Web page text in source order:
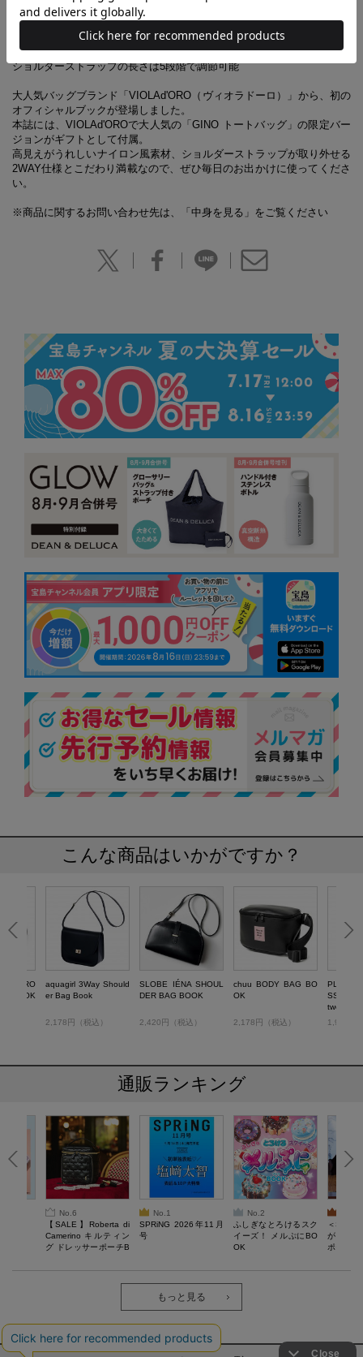
Point 05
ショルダーストラップは取り外し可能
Point 06
ショルダーストラップの長さは5段階で調節可能
大人気バッグブランド「VIOLAd'ORO（ヴィオラドーロ）」から、初の
オフィシャルブックが登場しました。
本誌には、VIOLAd'OROで大人気の「GINO トートバッグ」の限定バー
ジョンがギフトとして付属。
高見えがうれしいナイロン風素材、ショルダーストラップが取り外せる
2WAY仕様とこだわり満載なので、ぜひ毎日のお出かけに使ってくださ
い。
※商品に関するお問い合わせ先は、「中身を見る」をご覧ください
こんな商品はいかがですか？
CRO
BOOK
aquagirl 3Way Should
er Bag Book
2,178円（税込）
SLOBE IÉNA SHOUL
DER BAG BOOK
2,420円（税込）
chuu BODY BAG BO
OK
2,178円（税込）
PLAIN
SS-
two-tone
1,991円
通販ランキング
No.6
【SALE】Roberta di
Camerino キルティン
グ ドレッサーポーチB
No.1
SPRiNG 2026年11月
号
No.2
ふしぎなとろけるスク
イーズ！ メルぷにBO
OK
＜SALE
がある
ポーチ
もっと見る